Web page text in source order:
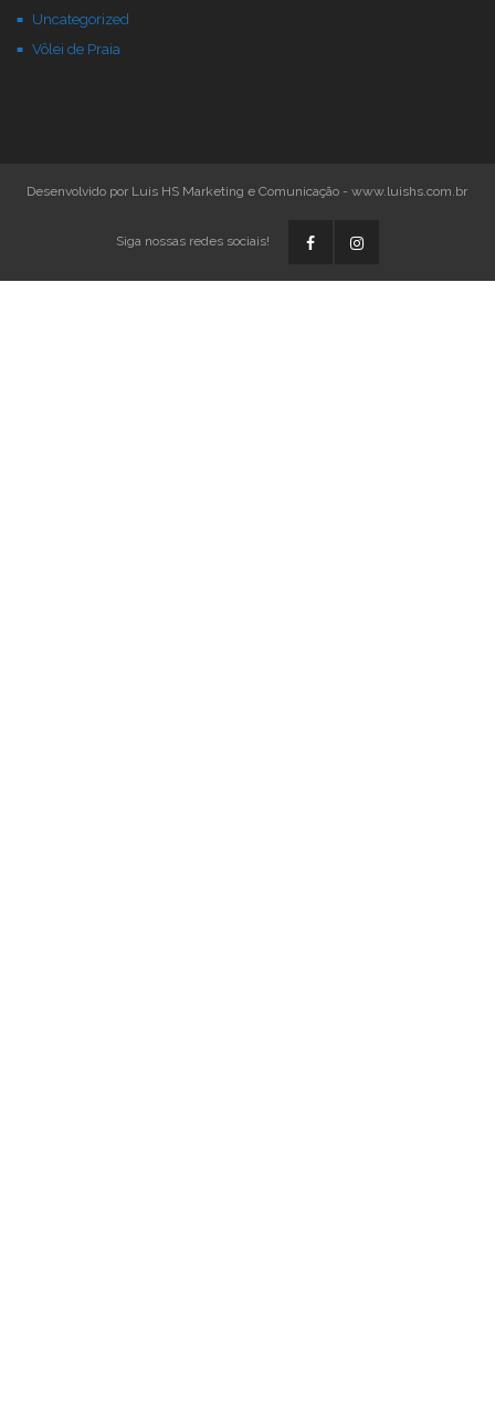
Uncategorized
Vôlei de Praia
Desenvolvido por Luis HS Marketing e Comunicação - www.luishs.com.br
Siga nossas redes sociais!